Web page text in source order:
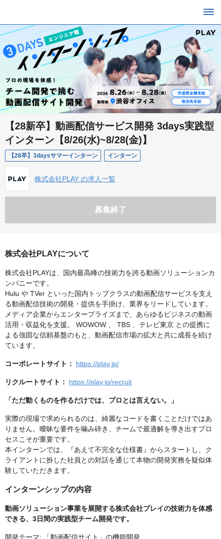
【28新卒】動画配信サービス開発 3days実践型
インターン【8/26(水)~8/28(金)】
【28卒】3daysサマーインターン インターン
株式会社PLAY の求人一覧
募集終了
株式会社PLAYについて
株式会社PLAYは、国内最高峰の技術力を誇る動画ソリューションカ
ンパニーです。
Hulu や TVer といった国内トップクラスの動画配信サービスを支え
る動画配信技術の開発・提供を手掛け、業界をリードしています。
メディア企業からエンタープライズまで、あらゆるビジネスの動画
活用・収益化を支援。 WOWOW 、 TBS 、テレビ東京 との提携に
よる強固な信頼基盤のもと、動画配信市場の拡大と共に成長を続け
ています。
コーポレートサイト： https://play.jp/
リクルートサイト： https://play.jp/recruit
「ただ動くものを作るだけでは、プロとは言えない。」
実際の現場で求められるのは、綺麗なコードを書くことだけではあ
りません。曖昧な要件を噛み砕き、チームで最適解を導き出すプロ
セスこそが重要です。
本インターンでは、『あえて不完全な仕様書』からスタートし、ク
ライアントに扮した社員との対話を通じて本物の開発実務を疑似体
験していただきます。
インターンシップの内容
動画ソリューション事業を展開する株式会社プレイの技術力を体感
できる、3日間の実践型チーム開発です。
開発テーマ: 「動画配信サイト」の機能開発